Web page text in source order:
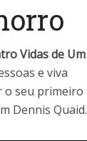
Vidas de Um
e viva
o seu primeiro
Dennis Quaid.